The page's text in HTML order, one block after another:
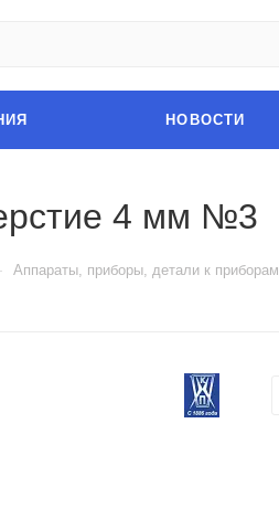
НОВОСТИ
4 мм №3
Аппараты, приборы, детали к приборам